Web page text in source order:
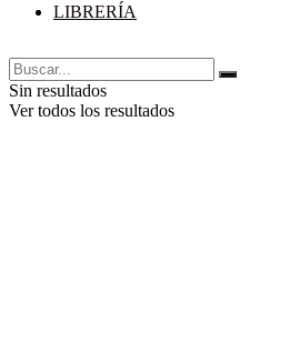
LIBRERÍA
Sin resultados
Ver todos los resultados